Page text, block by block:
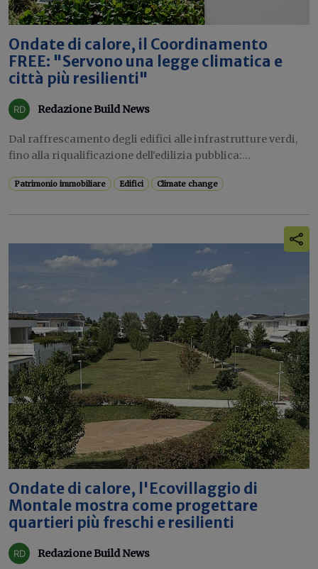
Ondate di calore, il Coordinamento
FREE: "Servono una legge climatica e
città più resilienti"
Redazione Build News
Dal raffrescamento degli edifici alle infrastrutture verdi,
fino alla riqualificazione dell'edilizia pubblica:...
Patrimonio immobiliare Edifici Climate change
Ondate di calore, l'Ecovillaggio di
Montale mostra come progettare
quartieri più freschi e resilienti
Redazione Build News